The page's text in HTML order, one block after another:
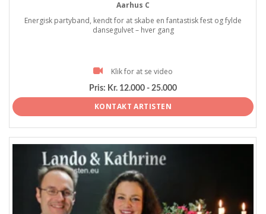
Aarhus C
Energisk partyband, kendt for at skabe en fantastisk fest og fylde
dansegulvet – hver gang
Klik for at se video
Pris: Kr. 12.000 - 25.000
KONTAKT ARTISTEN